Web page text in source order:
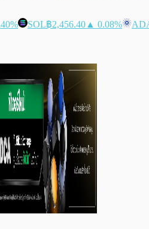
SOL฿2,456.40 ▲ 0.08%